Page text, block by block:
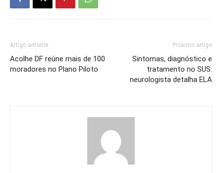
Artigo anterior
Acolhe DF reúne mais de 100
moradores no Plano Piloto
Próximo artigo
Sintomas, diagnóstico e
tratamento no SUS:
neurologista detalha ELA